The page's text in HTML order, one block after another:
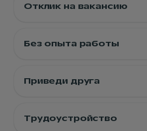
Отклик на вакансию
Без опыта работы
Приведи друга
Трудоустройство